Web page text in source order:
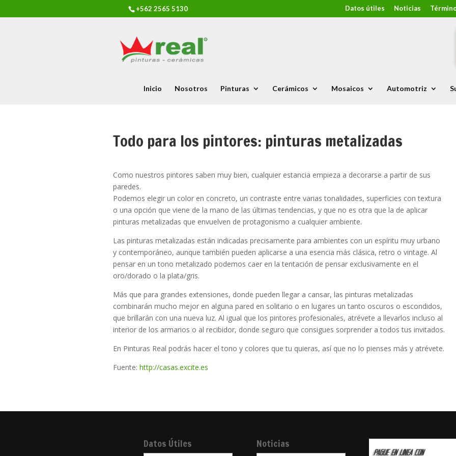
+562 2565 5130 Datos útiles Noticias
Inicio Nosotros Pinturas Cerámicos Mosaicos Automotriz
Todo para los pintores: pinturas metalizadas
Como nuestros pintores saben muy bien, cualquier estancia empieza a decorarse a partir de sus
paredes.
Podemos elegir un color en concreto, un contraste entre varias tonalidades, superficies con textura
o una opción que viene de la mano de las últimas tendencias, y que no es otra que la de aplicar
pinturas metalizadas que envuelven de protagonismo a cualquier ambiente.
Las pinturas metalizadas están indicadas precisamente para ambientes con un espíritu muy urbano
y contemporáneo, aunque también pueden aplicarse a una esencia más clásica, retro o vintage. Al
pensar en un tono metalizado podemos caer en la tentación de pensar exclusivamente en el
oro/dorado o la plata/gris.
Más que para grandes extensiones, donde pueden llegar a cansar, las pinturas metalizadas
combinarán mucho mejor en alguna pared en solitario o en lugares un tanto oscuros o escondidos,
que brillarán con una nueva luz. Al igual que los pintores profesionales, atrévete a llevarlos incluso al
interior de los armarios o al recibidor, donde seguro que consigues sorprender a todos tus invitados.
En Pinturas Real podrás hacer el tono y colores que tu quieras, así que no lo pienses más y atrévete.
Fuente: http://casas.excite.es
Datos Útiles Noticias